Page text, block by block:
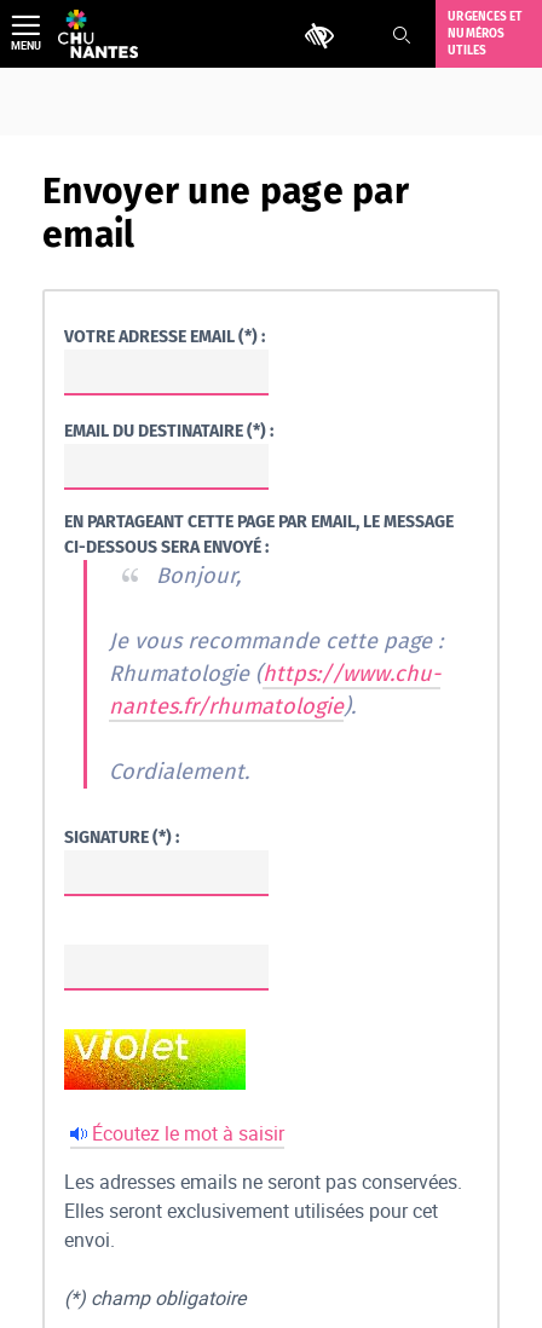
Aller
au
contenu
Outils d'accessibilité
URGENCES ET
NUMÉROS
UTILES
MENU
Envoyer une page par
email
VOTRE ADRESSE EMAIL (*) :
EMAIL DU DESTINATAIRE (*) :
EN PARTAGEANT CETTE PAGE PAR EMAIL, LE MESSAGE
CI-DESSOUS SERA ENVOYÉ :
Bonjour,
Je vous recommande cette page :
Rhumatologie (https://www.chu-
nantes.fr/rhumatologie).
Cordialement.
SIGNATURE (*) :
Écoutez le mot à saisir
Les adresses emails ne seront pas conservées.
Elles seront exclusivement utilisées pour cet
envoi.
(*) champ obligatoire